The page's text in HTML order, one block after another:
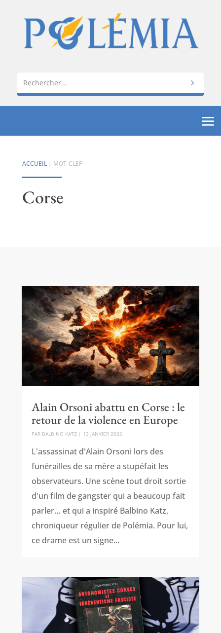
ACCUEIL| MOT-CLEF
Corse
Alain Orsoni abattu en Corse : le
retour de la violence en Europe
PAR BALBINO KATZ | 13 JANVIER 2026
L'assassinat d'Alain Orsoni lors des
funérailles de sa mère a stupéfait les
observateurs. Une scène tout droit sortie
d'un film de gangster qui a beaucoup fait
parler… et qui a inspiré Balbino Katz,
chroniqueur régulier de Polémia. Pour lui,
ce drame est un signe...